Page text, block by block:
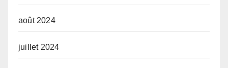
août 2024
juillet 2024